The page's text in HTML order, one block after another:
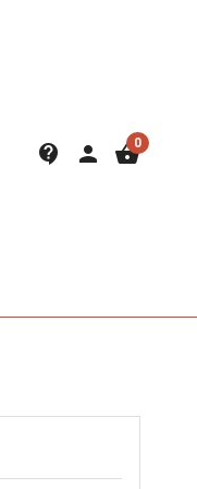
contact_support person shopping_basket0